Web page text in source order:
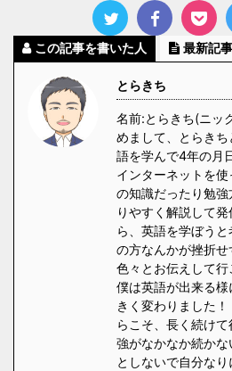
この記事を書いた人 最新記事
とらきち
名前:とらきち(ニッ
めまして、とらき
語を学んで4年の月
インターネットを
の知識だったり勉
りやすく解説して
ら、英語を学ぼう
の方なんかが挫折
色々とお伝えして行
僕は英語が出来る
きく変わりました
らこそ、長く続け
強がなかなか続か
としないで自分なり